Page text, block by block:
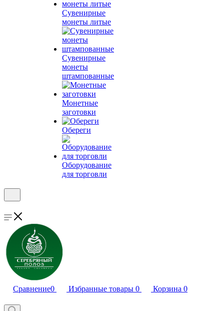
Сувенирные
монеты литые
Сувенирные
монеты
штампованные
Монетные
заготовки
Обереги
Оборудование
для торговли
Сравнение0 Избранные товары 0 Корзина 0